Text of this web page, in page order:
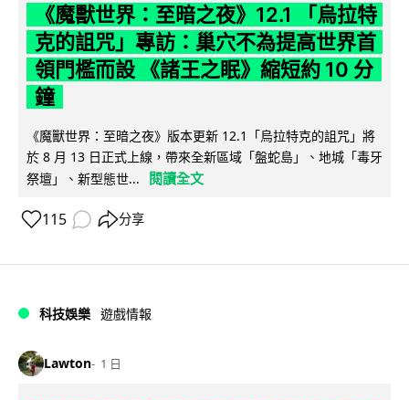
《魔獸世界：至暗之夜》12.1 「烏拉特
克的詛咒」專訪：巢穴不為提高世界首
領門檻而設 《諸王之眠》縮短約 10 分
鐘
《魔獸世界：至暗之夜》版本更新 12.1「烏拉特克的詛咒」將
於 8 月 13 日正式上線，帶來全新區域「盤蛇島」、地城「毒牙
祭壇」、新型態世...
閱讀全文
115 分享
科技娛樂 遊戲情報
Lawton 1 日